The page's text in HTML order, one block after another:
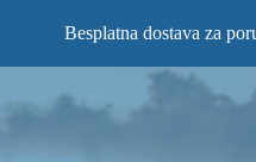
Besplatna dostava za